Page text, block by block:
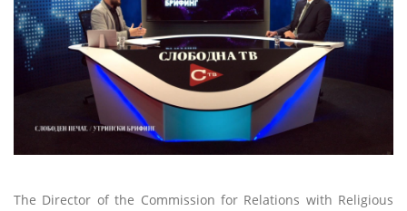
The Director of the Commission for Relations with Religious